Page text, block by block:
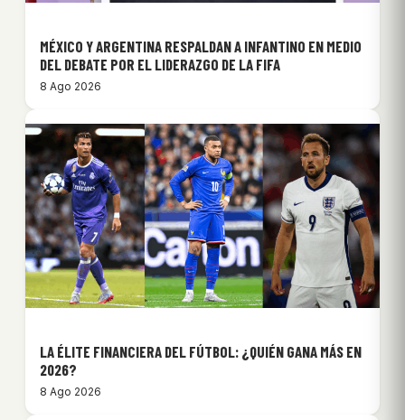
MÉXICO Y ARGENTINA RESPALDAN A INFANTINO EN MEDIO
DEL DEBATE POR EL LIDERAZGO DE LA FIFA
8 Ago 2026
LA ÉLITE FINANCIERA DEL FÚTBOL: ¿QUIÉN GANA MÁS EN
2026?
8 Ago 2026